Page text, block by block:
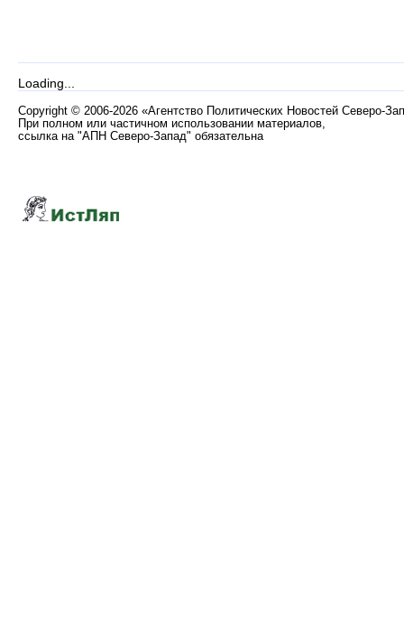
Loading...
Copyright © 2006-2026 «Агентство Политических Новостей Северо-
При полном или частичном использовании материалов,
ссылка на "АПН Северо-Запад" обязательна